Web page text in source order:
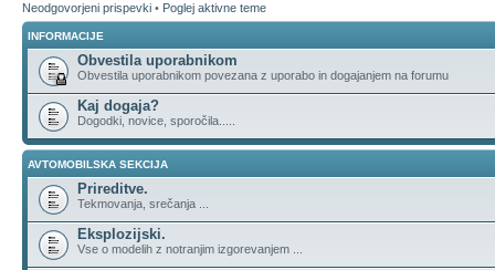
Neodgovorjeni prispevki • Poglej aktivne teme
INFORMACIJE
Obvestila uporabnikom
Obvestila uporabnikom povezana z uporabo in dogajanjem na forumu
Kaj dogaja?
Dogodki, novice, sporočila.....
AVTOMOBILSKA SEKCIJA
Prireditve.
Tekmovanja, srečanja ...
Eksplozijski.
Vse o modelih z notranjim izgorevanjem ...